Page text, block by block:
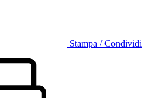
Stampa / Condividi